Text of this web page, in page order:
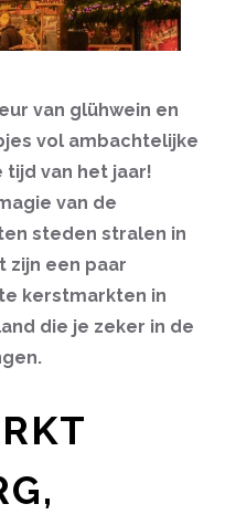
van glühwein en
vol ambachtelijke
van het jaar!
van de
steden stralen in
zijn een paar
kerstmarkten in
die je zeker in de